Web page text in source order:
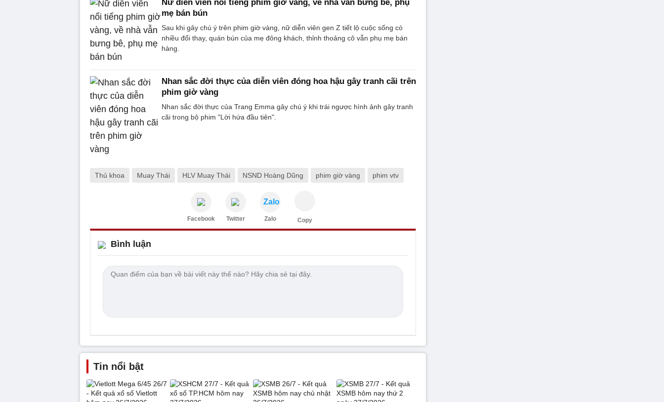
Nữ diễn viên nổi tiếng phim giờ vàng, về nhà vẫn bưng bê, phụ
mẹ bán bún
Sau khi gây chú ý trên phim giờ vàng, nữ diễn viên gen Z tiết lộ cuộc sống có
nhiều đổi thay, quán bún của mẹ đông khách, thỉnh thoảng cô vẫn phụ mẹ bán
hàng.
Nhan sắc đời thực của diễn viên đóng hoa hậu gây tranh cãi trên
phim giờ vàng
Nhan sắc đời thực của Trang Emma gây chú ý khi trái ngược hình ảnh gây tranh
cãi trong bộ phim "Lời hứa đầu tiên".
Thủ khoa Muay Thái HLV Muay Thái NSND Hoàng Dũng phim giờ vàng phim vtv
Facebook Twitter
Zalo
Zalo Copy
Bình luận
Tin nổi bật